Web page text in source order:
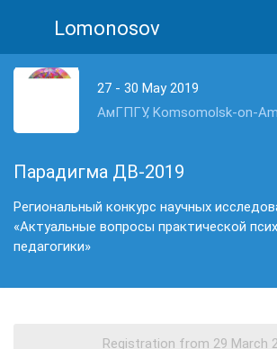
Lomonosov
27 - 30 May 2019
АмГПГУ, Komsomolsk-on-
Парадигма ДВ-2019
Региональный конкурс научных
«Актуальные вопросы практической
педагогики»